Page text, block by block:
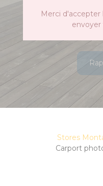
Merci d'accepter
Stores
Carport